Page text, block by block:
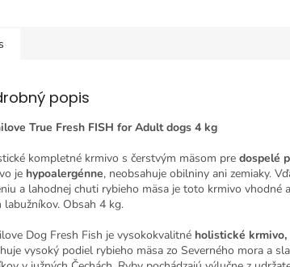
popis
True Fresh FISH for Adult dogs 4 kg
kompletné krmivo s čerstvým mäsom pre dospelé
je hypoalergénne, neobsahuje obilniny ani zemiaky.
a lahodnej chuti rybieho mäsa je toto krmivo vhodné
labužníkov. Obsah 4 kg.
Dog Fresh Fish je vysokokvalitné holistické krmivo,
vysoký podiel rybieho mäsa zo Severného mora a